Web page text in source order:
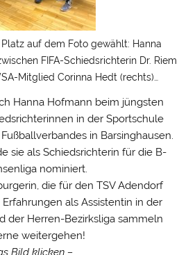
auf dem Foto gewählt: Hanna
FIFA-Schiedsrichterin Dr. Riem
Mitglied Corinna Hedt (rechts)…
Hanna Hofmann beim jüngsten
in der Sportschule
in Barsinghausen.
sie als Schiedsrichterin für die B-
nominiert.
die für den TSV Adendorf
als Assistentin in der
der Herren-Bezirksliga sammeln
weitergehen!
Bild klicken –